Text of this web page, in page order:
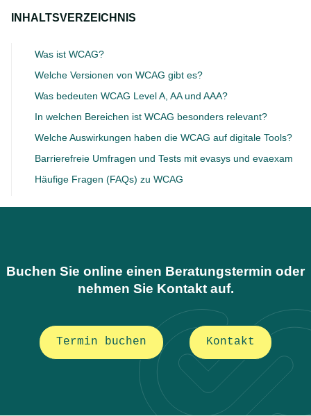
INHALTSVERZEICHNIS
Was ist WCAG?
Welche Versionen von WCAG gibt es?
Was bedeuten WCAG Level A, AA und AAA?
In welchen Bereichen ist WCAG besonders relevant?
Welche Auswirkungen haben die WCAG auf digitale Tools?
Barrierefreie Umfragen und Tests mit evasys und evaexam
Häufige Fragen (FAQs) zu WCAG
Buchen Sie online einen Beratungstermin oder
nehmen Sie Kontakt auf.
Termin buchen Kontakt